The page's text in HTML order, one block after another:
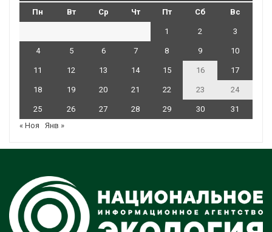
Пн Вт Ср Чт Пт Сб Вс
1 2 3
4 5 6 7 8 9 10
11 12 13 14 15 16 17
18 19 20 21 22 23 24
25 26 27 28 29 30
31
« Ноя
Янв »